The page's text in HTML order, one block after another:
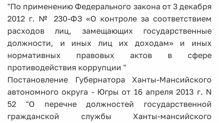
"По применению Федерального закона от 3 декабря
2012 г. № 230-ФЗ «О контроле за соответствием
расходов лиц, замещающих государственные
должности, и иных лиц их доходам» и иных
нормативных правовых актов в сфере
противодействия коррупции "
Постановление Губернатора Ханты-Мансийского
автономного округа - Югры от 16 апреля 2013 г. N
52 "О перечне должностей государственной
гражданской службы Ханты-мансийского